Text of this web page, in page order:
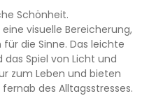
Schönheit.
visuelle Bereicherung,
die Sinne. Das leichte
das Spiel von Licht und
zum Leben und bieten
des Alltagsstresses.